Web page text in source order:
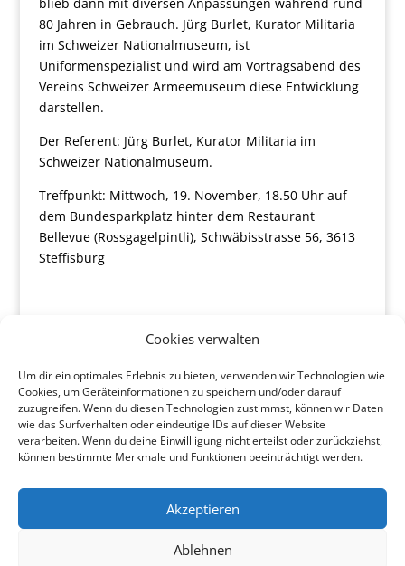
Cookies verwalten
Um dir ein optimales Erlebnis zu bieten, verwenden wir Technologien wie
Cookies, um Geräteinformationen zu speichern und/oder darauf
zuzugreifen. Wenn du diesen Technologien zustimmst, können wir Daten
wie das Surfverhalten oder eindeutige IDs auf dieser Website
verarbeiten. Wenn du deine Einwillligung nicht erteilst oder zurückziehst,
können bestimmte Merkmale und Funktionen beeinträchtigt werden.
Akzeptieren
Ablehnen
80 Jahren in Gebrauch. Jürg Burlet, Kurator Militaria
im Schweizer Nationalmuseum, ist
Uniformenspezialist und wird am Vortragsabend des
Vereins Schweizer Armeemuseum diese Entwicklung
darstellen.
Der Referent: Jürg Burlet, Kurator Militaria im
Schweizer Nationalmuseum.
Treffpunkt: Mittwoch, 19. November, 18.50 Uhr auf
dem Bundesparkplatz hinter dem Restaurant
Bellevue (Rossgagelpintli), Schwäbisstrasse 56, 3613
Steffisburg